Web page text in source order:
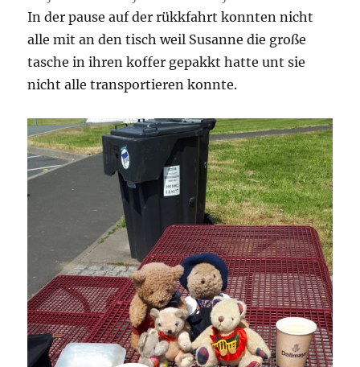
In der pause auf der rükkfahrt konnten nicht
alle mit an den tisch weil Susanne die große
tasche in ihren koffer gepakkt hatte unt sie
nicht alle transportieren konnte.